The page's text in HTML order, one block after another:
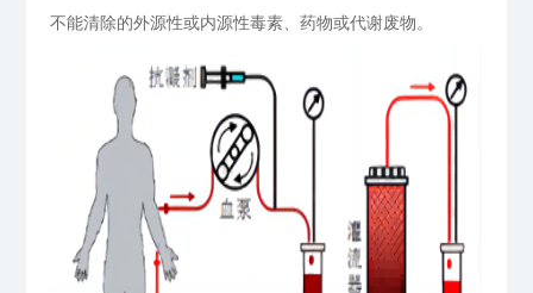
不能清除的外源性或内源性毒素、药物或代谢废物。